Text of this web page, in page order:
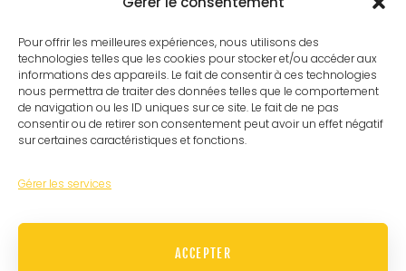
Pour offrir les meilleures expériences, nous utilisons des
technologies telles que les cookies pour stocker et/ou accéder aux
informations des appareils. Le fait de consentir à ces technologies
nous permettra de traiter des données telles que le comportement
de navigation ou les ID uniques sur ce site. Le fait de ne pas
consentir ou de retirer son consentement peut avoir un effet négatif
sur certaines caractéristiques et fonctions.
Gérer les services
ACCEPTER
COORDONNÉES
PLAN-LES-OUATES